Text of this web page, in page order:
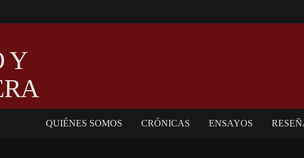
Y
QUIÉNES SOMOS CRÓNICAS ENSAYOS